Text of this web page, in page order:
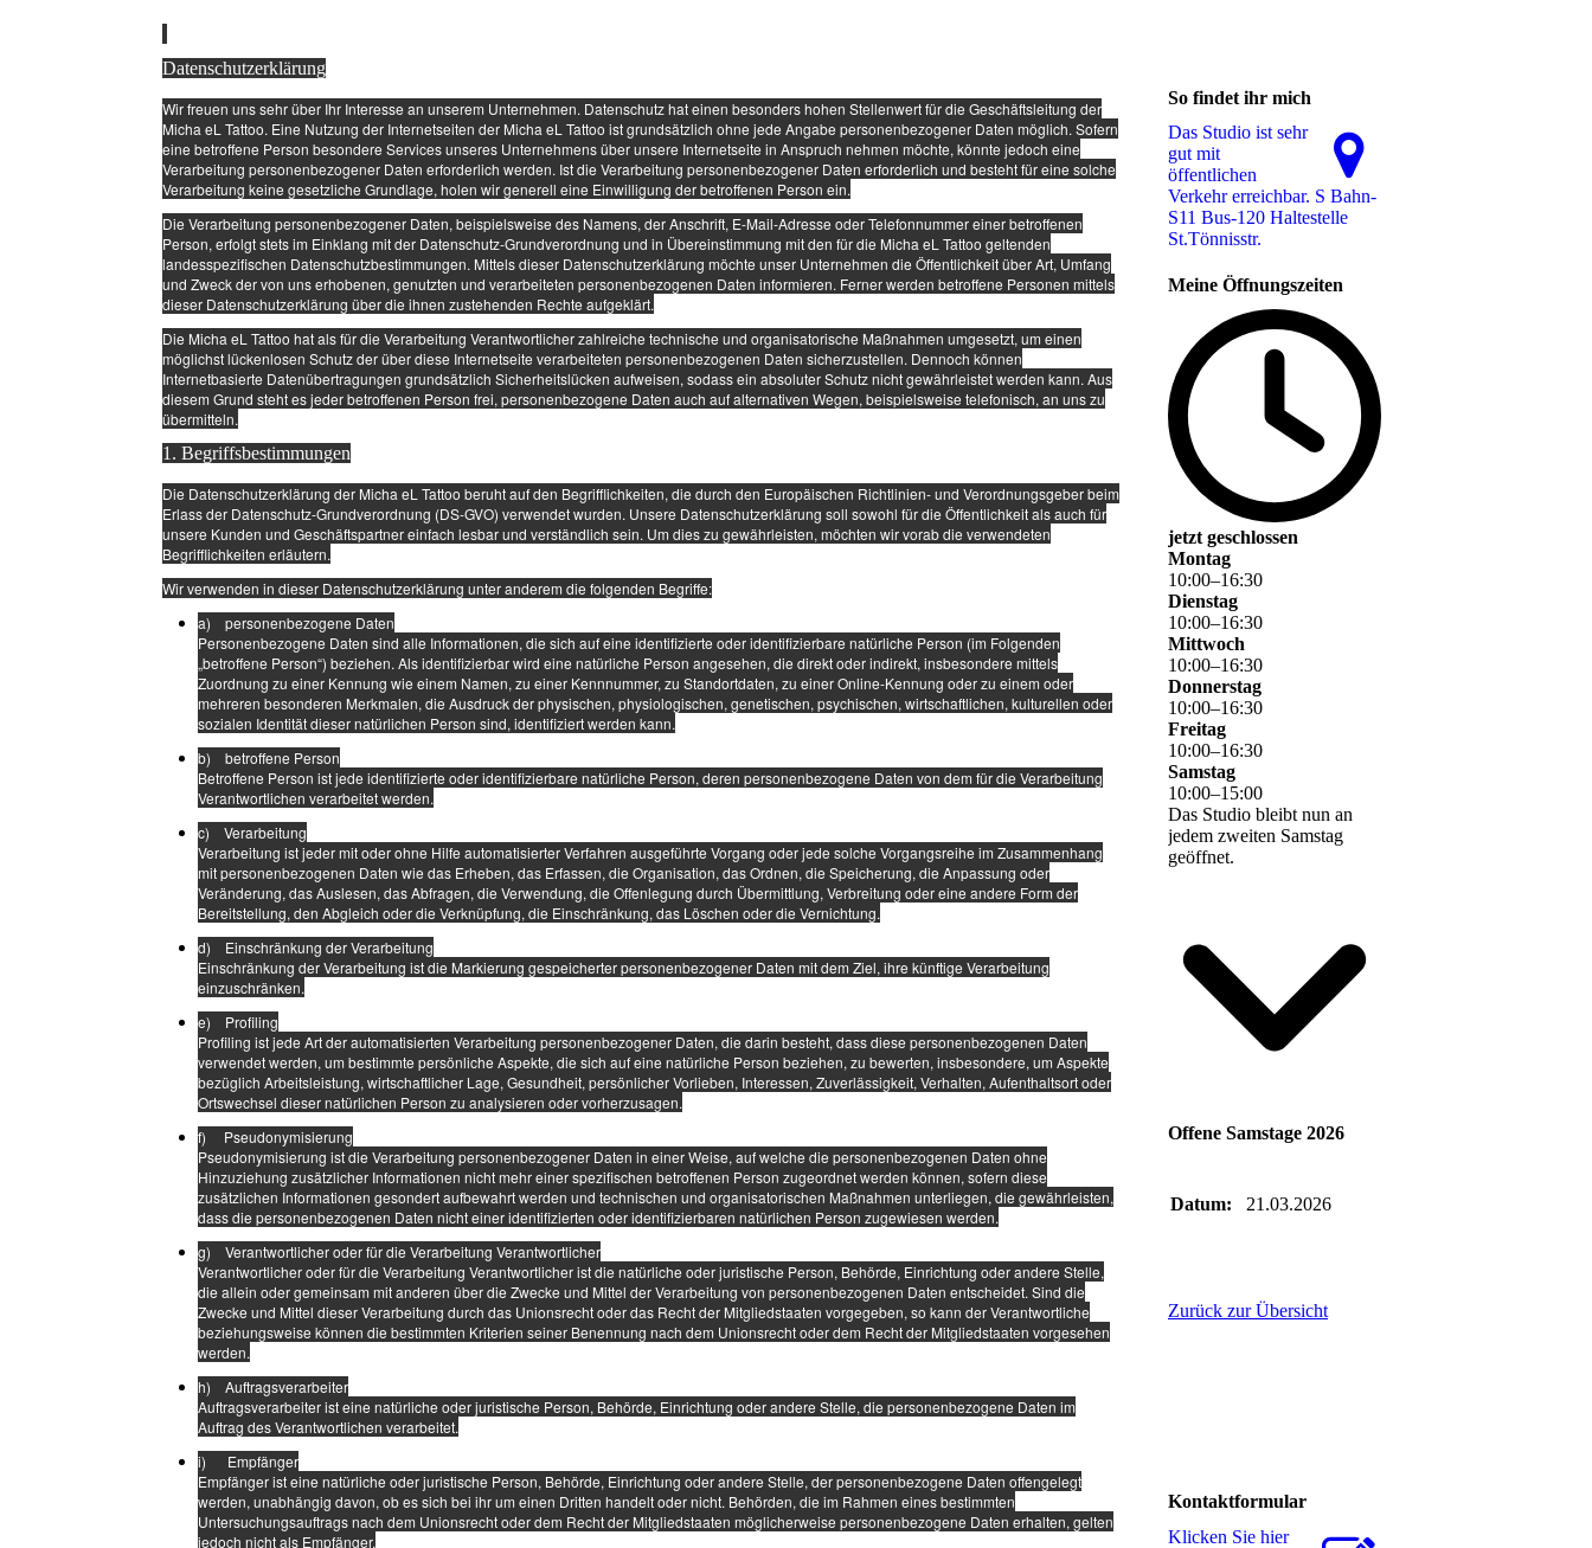
Datenschutzerklärung
Wir freuen uns sehr über Ihr Interesse an unserem Unternehmen. Datenschutz hat einen besonders hohen Stellenwert für die Geschäftsleitung der
Micha eL Tattoo. Eine Nutzung der Internetseiten der Micha eL Tattoo ist grundsätzlich ohne jede Angabe personenbezogener Daten möglich. Sofern
eine betroffene Person besondere Services unseres Unternehmens über unsere Internetseite in Anspruch nehmen möchte, könnte jedoch eine
Verarbeitung personenbezogener Daten erforderlich werden. Ist die Verarbeitung personenbezogener Daten erforderlich und besteht für eine solche
Verarbeitung keine gesetzliche Grundlage, holen wir generell eine Einwilligung der betroffenen Person ein.
Die Verarbeitung personenbezogener Daten, beispielsweise des Namens, der Anschrift, E-Mail-Adresse oder Telefonnummer einer betroffenen
Person, erfolgt stets im Einklang mit der Datenschutz-Grundverordnung und in Übereinstimmung mit den für die Micha eL Tattoo geltenden
landesspezifischen Datenschutzbestimmungen. Mittels dieser Datenschutzerklärung möchte unser Unternehmen die Öffentlichkeit über Art, Umfang
und Zweck der von uns erhobenen, genutzten und verarbeiteten personenbezogenen Daten informieren. Ferner werden betroffene Personen mittels
dieser Datenschutzerklärung über die ihnen zustehenden Rechte aufgeklärt.
Die Micha eL Tattoo hat als für die Verarbeitung Verantwortlicher zahlreiche technische und organisatorische Maßnahmen umgesetzt, um einen
möglichst lückenlosen Schutz der über diese Internetseite verarbeiteten personenbezogenen Daten sicherzustellen. Dennoch können
Internetbasierte Datenübertragungen grundsätzlich Sicherheitslücken aufweisen, sodass ein absoluter Schutz nicht gewährleistet werden kann. Aus
diesem Grund steht es jeder betroffenen Person frei, personenbezogene Daten auch auf alternativen Wegen, beispielsweise telefonisch, an uns zu
übermitteln.
1. Begriffsbestimmungen
Die Datenschutzerklärung der Micha eL Tattoo beruht auf den Begrifflichkeiten, die durch den Europäischen Richtlinien- und Verordnungsgeber beim
Erlass der Datenschutz-Grundverordnung (DS-GVO) verwendet wurden. Unsere Datenschutzerklärung soll sowohl für die Öffentlichkeit als auch für
unsere Kunden und Geschäftspartner einfach lesbar und verständlich sein. Um dies zu gewährleisten, möchten wir vorab die verwendeten
Begrifflichkeiten erläutern.
Wir verwenden in dieser Datenschutzerklärung unter anderem die folgenden Begriffe:
a) personenbezogene Daten
Personenbezogene Daten sind alle Informationen, die sich auf eine identifizierte oder identifizierbare natürliche Person (im Folgenden
„betroffene Person“) beziehen. Als identifizierbar wird eine natürliche Person angesehen, die direkt oder indirekt, insbesondere mittels
Zuordnung zu einer Kennung wie einem Namen, zu einer Kennnummer, zu Standortdaten, zu einer Online-Kennung oder zu einem oder
mehreren besonderen Merkmalen, die Ausdruck der physischen, physiologischen, genetischen, psychischen, wirtschaftlichen, kulturellen oder
sozialen Identität dieser natürlichen Person sind, identifiziert werden kann.
b) betroffene Person
Betroffene Person ist jede identifizierte oder identifizierbare natürliche Person, deren personenbezogene Daten von dem für die Verarbeitung
Verantwortlichen verarbeitet werden.
c) Verarbeitung
Verarbeitung ist jeder mit oder ohne Hilfe automatisierter Verfahren ausgeführte Vorgang oder jede solche Vorgangsreihe im Zusammenhang
mit personenbezogenen Daten wie das Erheben, das Erfassen, die Organisation, das Ordnen, die Speicherung, die Anpassung oder
Veränderung, das Auslesen, das Abfragen, die Verwendung, die Offenlegung durch Übermittlung, Verbreitung oder eine andere Form der
Bereitstellung, den Abgleich oder die Verknüpfung, die Einschränkung, das Löschen oder die Vernichtung.
d) Einschränkung der Verarbeitung
Einschränkung der Verarbeitung ist die Markierung gespeicherter personenbezogener Daten mit dem Ziel, ihre künftige Verarbeitung
einzuschränken.
e) Profiling
Profiling ist jede Art der automatisierten Verarbeitung personenbezogener Daten, die darin besteht, dass diese personenbezogenen Daten
verwendet werden, um bestimmte persönliche Aspekte, die sich auf eine natürliche Person beziehen, zu bewerten, insbesondere, um Aspekte
bezüglich Arbeitsleistung, wirtschaftlicher Lage, Gesundheit, persönlicher Vorlieben, Interessen, Zuverlässigkeit, Verhalten, Aufenthaltsort oder
Ortswechsel dieser natürlichen Person zu analysieren oder vorherzusagen.
f) Pseudonymisierung
Pseudonymisierung ist die Verarbeitung personenbezogener Daten in einer Weise, auf welche die personenbezogenen Daten ohne
Hinzuziehung zusätzlicher Informationen nicht mehr einer spezifischen betroffenen Person zugeordnet werden können, sofern diese
zusätzlichen Informationen gesondert aufbewahrt werden und technischen und organisatorischen Maßnahmen unterliegen, die gewährleisten,
dass die personenbezogenen Daten nicht einer identifizierten oder identifizierbaren natürlichen Person zugewiesen werden.
g) Verantwortlicher oder für die Verarbeitung Verantwortlicher
Verantwortlicher oder für die Verarbeitung Verantwortlicher ist die natürliche oder juristische Person, Behörde, Einrichtung oder andere Stelle,
die allein oder gemeinsam mit anderen über die Zwecke und Mittel der Verarbeitung von personenbezogenen Daten entscheidet. Sind die
Zwecke und Mittel dieser Verarbeitung durch das Unionsrecht oder das Recht der Mitgliedstaaten vorgegeben, so kann der Verantwortliche
beziehungsweise können die bestimmten Kriterien seiner Benennung nach dem Unionsrecht oder dem Recht der Mitgliedstaaten vorgesehen
werden.
h) Auftragsverarbeiter
Auftragsverarbeiter ist eine natürliche oder juristische Person, Behörde, Einrichtung oder andere Stelle, die personenbezogene Daten im
Auftrag des Verantwortlichen verarbeitet.
i) Empfänger
Empfänger ist eine natürliche oder juristische Person, Behörde, Einrichtung oder andere Stelle, der personenbezogene Daten offengelegt
werden, unabhängig davon, ob es sich bei ihr um einen Dritten handelt oder nicht. Behörden, die im Rahmen eines bestimmten
Untersuchungsauftrags nach dem Unionsrecht oder dem Recht der Mitgliedstaaten möglicherweise personenbezogene Daten erhalten, gelten
jedoch nicht als Empfänger.
So findet ihr mich
Das Studio ist sehr
gut mit
öffentlichen
Verkehr erreichbar. S Bahn-
S11 Bus-120 Haltestelle
St.Tönnisstr.
Meine Öffnungszeiten
jetzt geschlossen
Montag
10:00–16:30
Dienstag
10:00–16:30
Mittwoch
10:00–16:30
Donnerstag
10:00–16:30
Freitag
10:00–16:30
Samstag
10:00–15:00
Das Studio bleibt nun an
jedem zweiten Samstag
geöffnet.
Offene Samstage 2026
Datum: 21.03.2026
Zurück zur Übersicht
Kontaktformular
Klicken Sie hier